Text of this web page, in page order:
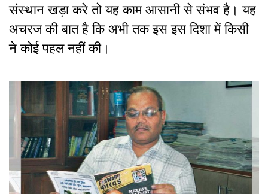
संस्थान खड़ा करे तो यह काम आसानी से संभव है। यह
अचरज की बात है कि अभी तक इस इस दिशा में किसी
ने कोई पहल नहीं की।